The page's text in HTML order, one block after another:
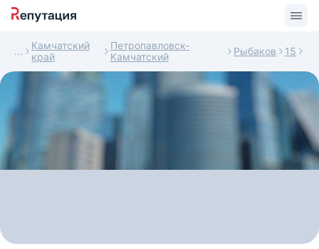
Камчатский
край
Петропавловск-
Камчатский
Рыбаков 15